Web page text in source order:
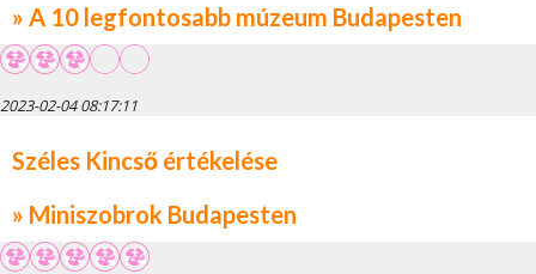
» A 10 legfontosabb múzeum Budapesten
2023-02-04 08:17:11
Széles Kincső értékelése
» Miniszobrok Budapesten